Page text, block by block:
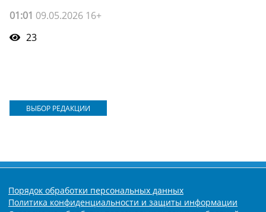
01:01 09.05.2026 16+
23
ВЫБОР РЕДАКЦИИ
Порядок обработки персональных данных
Политика конфиденциальности и защиты информации